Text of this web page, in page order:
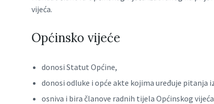
vijeća.
Općinsko vijeće
donosi Statut Općine,
donosi odluke i opće akte kojima uređuje pitanja
osniva i bira članove radnih tijela Općinskog